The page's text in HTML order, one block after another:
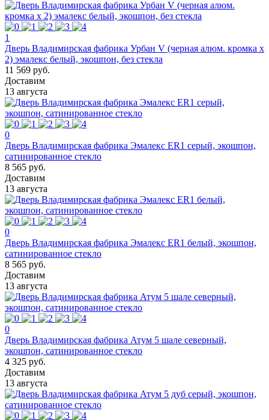
1
Дверь Владимирская фабрика Урбан V (черная алюм. кромка х
2) эмалекс белый, экошпон, без стекла
11 569 руб.
Доставим
13 августа
0
Дверь Владимирская фабрика Эмалекс ER1 серый, экошпон,
сатинированное стекло
8 565 руб.
Доставим
13 августа
0
Дверь Владимирская фабрика Эмалекс ER1 белый, экошпон,
сатинированное стекло
8 565 руб.
Доставим
13 августа
0
Дверь Владимирская фабрика Атум 5 шале северный,
экошпон, сатинированное стекло
4 325 руб.
Доставим
13 августа